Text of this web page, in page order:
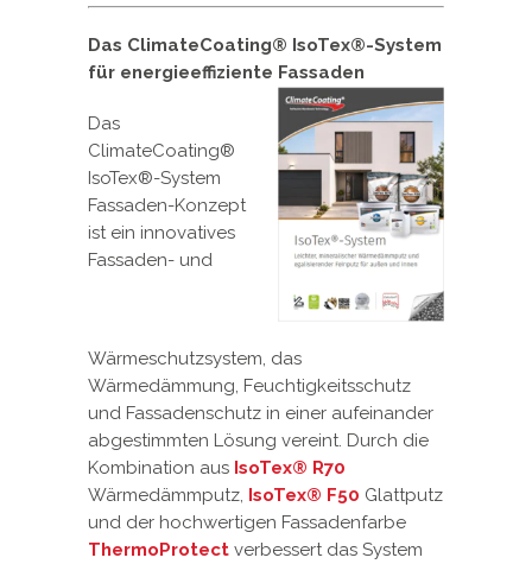
Das ClimateCoating® IsoTex®-System
für energieeffiziente Fassaden
Das
ClimateCoating®
IsoTex®-System
Fassaden-Konzept
ist ein innovatives
Fassaden- und
Wärmeschutzsystem, das
Wärmedämmung, Feuchtigkeitsschutz
und Fassadenschutz in einer aufeinander
abgestimmten Lösung vereint. Durch die
Kombination aus IsoTex® R70
Wärmedämmputz, IsoTex® F50 Glattputz
und der hochwertigen Fassadenfarbe
ThermoProtect verbessert das System